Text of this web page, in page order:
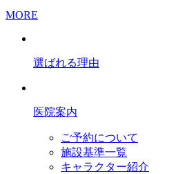
MORE
選ばれる理由
医院案内
ご予約について
施設基準一覧
キャラクター紹介